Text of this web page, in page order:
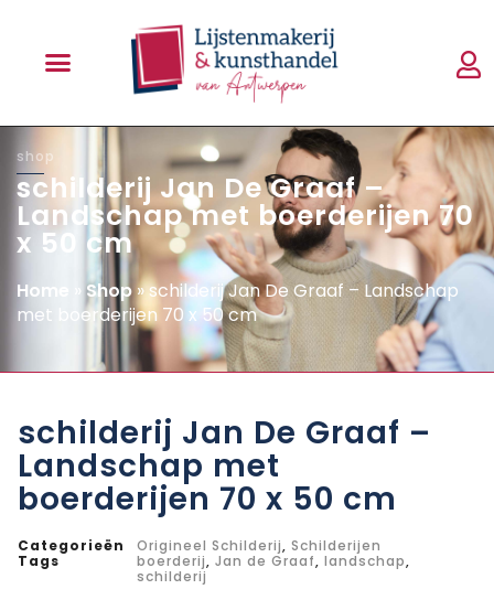
shop
schilderij Jan De Graaf –
Landschap met boerderijen 70
x 50 cm
Home » Shop »schilderij Jan De Graaf – Landschap
met boerderijen 70 x 50 cm
schilderij Jan De Graaf –
Landschap met
boerderijen 70 x 50 cm
Categorieën Origineel Schilderij, Schilderijen
Tags
boerderij, Jan de Graaf, landschap,
schilderij